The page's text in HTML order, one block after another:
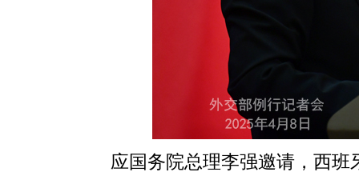
应国务院总理李强邀请，西班